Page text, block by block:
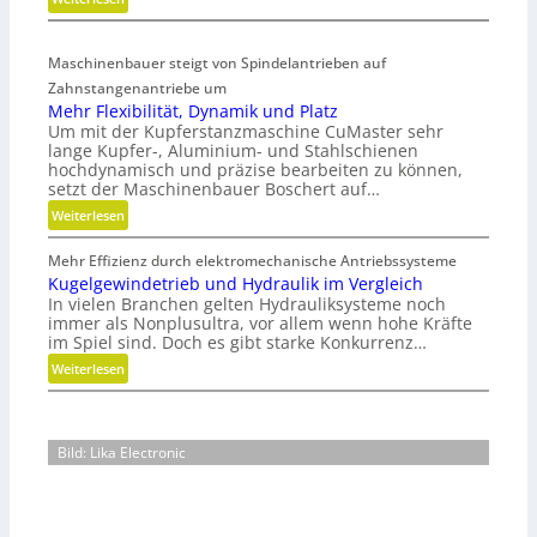
e
r
m
a
t
u
r
e
n
e
c
h
n
i
k
K
n
s
t
s
t
o
f
f
b
f
ä
l
l
e
r
Maschinenbauer steigt von Spindelantrieben auf
Zahnstangenantriebe um
Mehr Flexibilität, Dynamik und Platz
Um mit der Kupferstanzmaschine CuMaster sehr
lange Kupfer-, Aluminium- und Stahlschienen
hochdynamisch und präzise bearbeiten zu können,
setzt der Maschinenbauer Boschert auf…
Weiterlesen:
M
e
h
r
F
l
e
x
b
i
Mehr Effizienz durch elektromechanische Antriebssysteme
Kugelgewindetrieb und Hydraulik im Vergleich
In vielen Branchen gelten Hydrauliksysteme noch
immer als Nonplusultra, vor allem wenn hohe Kräfte
im Spiel sind. Doch es gibt starke Konkurrenz…
Weiterlesen:
K
g
e
Bild: Lika Electronic